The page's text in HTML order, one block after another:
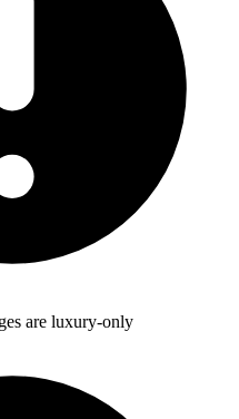
are luxury-only